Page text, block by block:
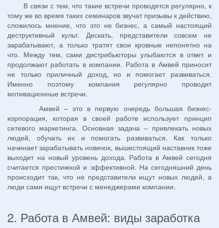
В связи с тем, что такие встречи проводятся регулярно, к
тому же во время таких семинаров звучат призывы к действию,
сложилось мнение, что это не бизнес, а самый настоящий
деструктивный культ. Дескать, представители совсем не
зарабатывают, а только тратят свои кровные непонятно на
что. Между тем, сами дистрибьюторы улыбаются в ответ и
продолжают работать в компании. Работа в Амвей приносит
не только приличный доход, но и помогает развиваться.
Именно поэтому компания регулярно проводит
мотивационные встречи.
Амвей – это в первую очередь большая бизнес-
корпорация, которая в своей работе использует принцип
сетевого маркетинга. Основная задача – привлекать новых
людей, обучать их и помогать развиваться. Как только
начинает зарабатывать новичок, вышестоящий наставник тоже
выходит на новый уровень дохода. Работа в Амвей сегодня
считается престижной и эффективной. На сегодняшний день
происходит так, что не представители ищут новых людей, а
люди сами ищут встречи с менеджерами компании.
2. Работа в Амвей: виды заработка